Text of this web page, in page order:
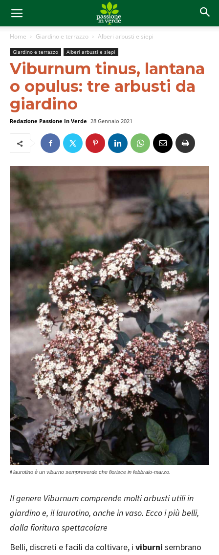
Home Giardino e terrazzo Alberi arbusti e siepi
Giardino e terrazzo Alberi arbusti e siepi
Viburnum tinus, lantana
o opulus: tre arbusti da
giardino
Redazione Passione In Verde 28 Gennaio 2021
il laurotino è un viburno sempreverde che fiorisce in febbraio-marzo.
Il genere Viburnum comprende molti arbusti utili in
giardino e, il laurotino, anche in vaso. Ecco i più belli,
dalla fioritura spettacolare
Belli, discreti e facili da coltivare, i viburni sembrano